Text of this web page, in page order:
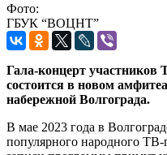
Фото:
ГБУК “ВОЦНТ”
Гала-концерт участников
состоится в новом
набережной Волгограда.
В мае 2023 года в
популярного народного